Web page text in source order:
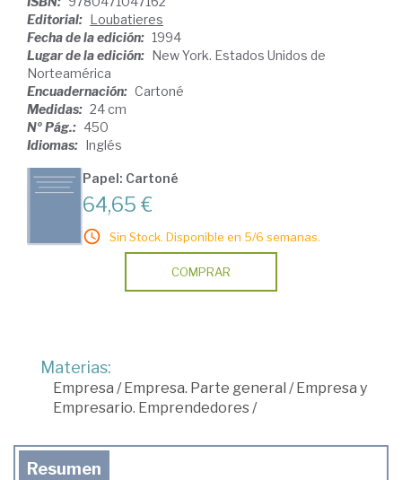
Editorial: Loubatieres
Fecha de la edición: 1994
Lugar de la edición: New York. Estados Unidos de
Norteamérica
Encuadernación: Cartoné
Medidas: 24 cm
Nº Pág.: 450
Idiomas: Inglés
Papel: Cartoné
64,65 €
Sin Stock. Disponible en 5/6 semanas.
COMPRAR
Materias:
Empresa /Empresa. Parte general /Empresa y
Empresario. Emprendedores/
Resumen